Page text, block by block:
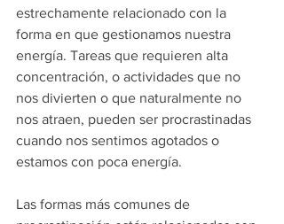
estrechamente relacionado con la
forma en que gestionamos nuestra
energía. Tareas que requieren alta
concentración, o actividades que no
nos divierten o que naturalmente no
nos atraen, pueden ser procrastinadas
cuando nos sentimos agotados o
estamos con poca energía.
Las formas más comunes de